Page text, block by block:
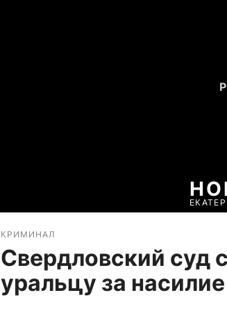
КРИМИНАЛ
Свердловский суд
уральцу за